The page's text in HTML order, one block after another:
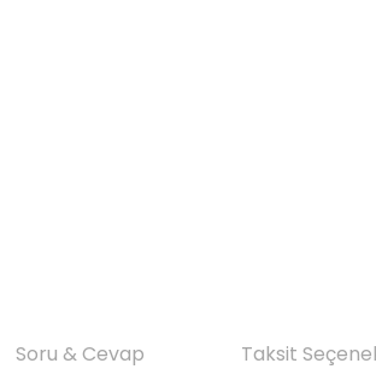
Soru & Cevap Taksit